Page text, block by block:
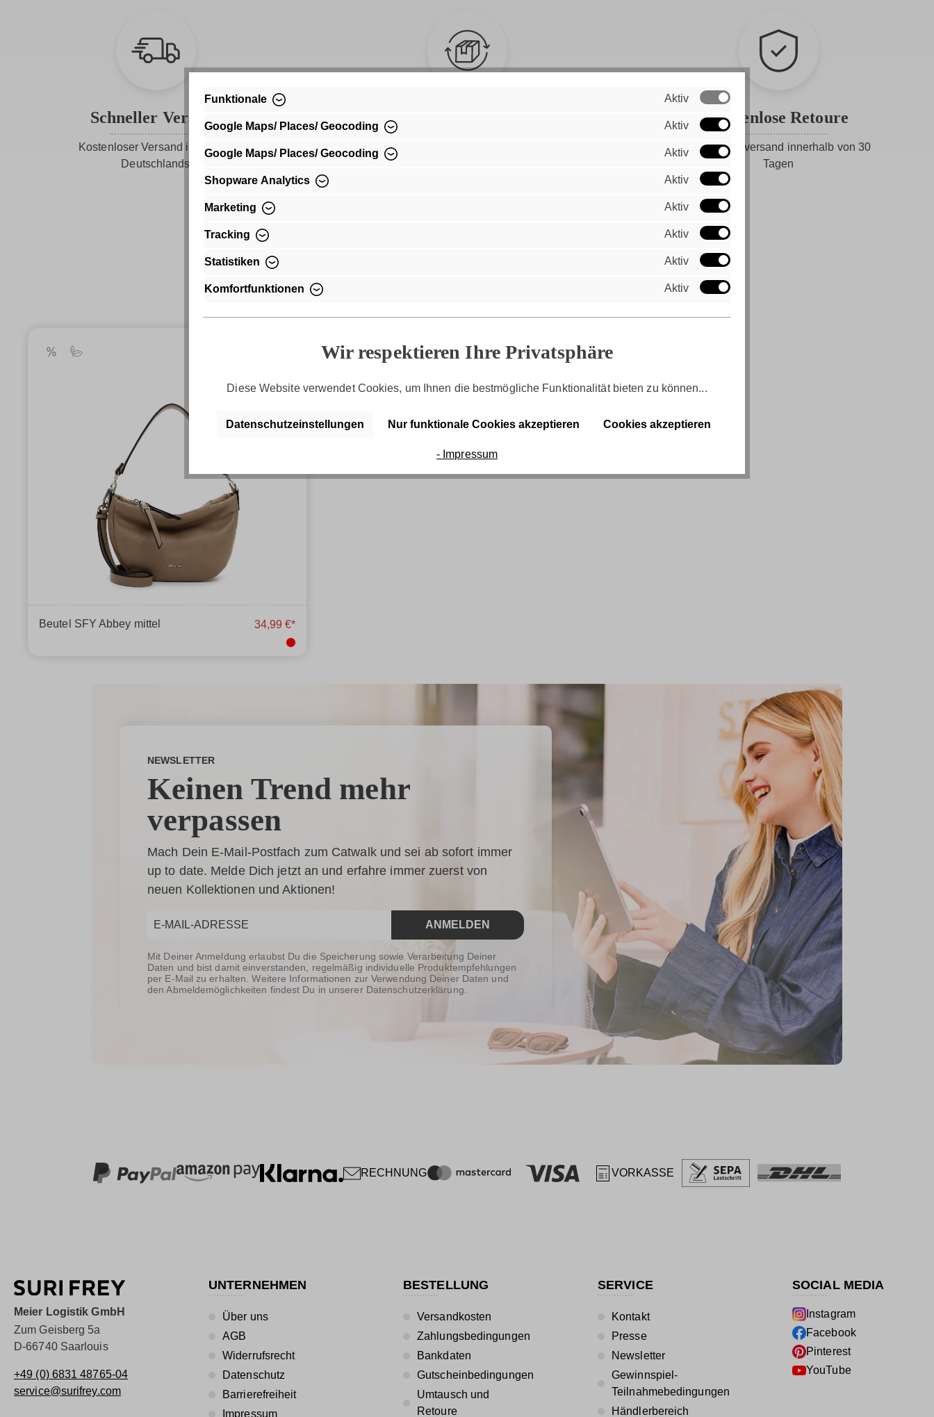
Schneller Versand
Kostenloser Versand innerhalb
Deutschlands
Bequem per Rechnungskauf bezahlen
Kostenlose Retoure
Gratis Rückversand innerhalb von 30
Tagen
Beutel SFY Abbey mittel 34,99 €*
NEWSLETTER
Keinen Trend mehr
verpassen
Mach Dein E-Mail-Postfach zum Catwalk und sei ab sofort immer
up to date. Melde Dich jetzt an und erfahre immer zuerst von
neuen Kollektionen und Aktionen!
ANMELDEN
Mit Deiner Anmeldung erlaubst Du die Speicherung sowie Verarbeitung Deiner
Daten und bist damit einverstanden, regelmäßig individuelle Produktempfehlungen
per E-Mail zu erhalten. Weitere Informationen zur Verwendung Deiner Daten und
den Abmeldemöglichkeiten findest Du in unserer Datenschutzerklärung.
RECHNUNG VORKASSE
Meier Logistik GmbH
Zum Geisberg 5a
D-66740 Saarlouis
+49 (0) 6831 48765-04
service@surifrey.com
UNTERNEHMEN
Über uns
AGB
Widerrufsrecht
Datenschutz
Barrierefreiheit
Impressum
BESTELLUNG
Versandkosten
Zahlungsbedingungen
Bankdaten
Gutscheinbedingungen
Umtausch und
Retoure
SERVICE
Kontakt
Presse
Newsletter
Gewinnspiel-
Teilnahmebedingungen
Händlerbereich
SOCIAL MEDIA
Instagram
Facebook
Pinterest
YouTube
Funktionale Aktiv
Google Maps/ Places/ Geocoding Aktiv
Google Maps/ Places/ Geocoding Aktiv
Shopware Analytics Aktiv
Marketing Aktiv
Tracking Aktiv
Statistiken Aktiv
Komfortfunktionen Aktiv
Wir respektieren Ihre Privatsphäre
Diese Website verwendet Cookies, um Ihnen die bestmögliche Funktionalität bieten zu können...
Datenschutzeinstellungen Nur funktionale Cookies akzeptieren Cookies akzeptieren
- Impressum